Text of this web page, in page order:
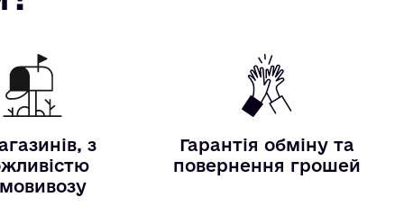
з
Гарантія обміну та
повернення грошей